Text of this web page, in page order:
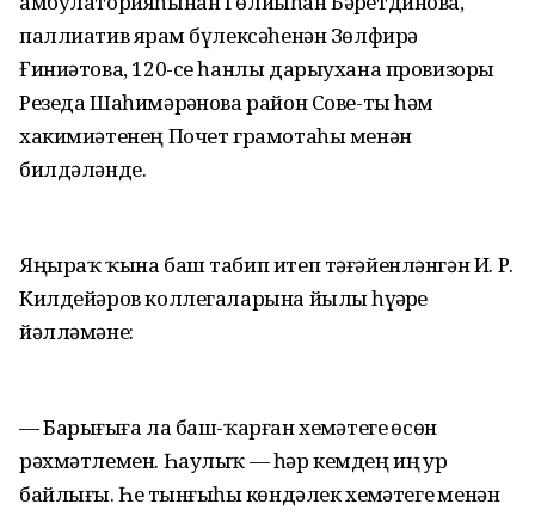
паллиатив ярҙам бүлексәһенән Зөлфирә
Ғиниәтова, 120-се һанлы дарыухана провизоры
Резеда Шаһимәрҙәнова район Сове-ты һәм
хакимиәтенең Почет грамотаһы менән
билдәләнде.
Яңыраҡ ҡына баш табип итеп тәғәйенләнгән И. Р.
Килдейәров коллегаларына йылы һүҙҙәрҙе
йәлләмәне:
— Барығыҙға ла баш-ҡарған хеҙмәтегеҙ өсөн
рәхмәтлемен. Һаулыҡ — һәр кемдең иң ҙур
байлығы. Һеҙ тынғыһыҙ көндәлек хеҙмәтегеҙ менән